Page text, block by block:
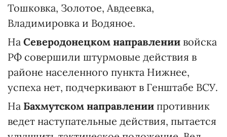
Тошковка, Золотое, Авдеевка,
Владимировка и Водяное.
На Северодонецком направлении войска
РФ совершили штурмовые действия в
районе населенного пункта Нижнее,
успеха нет, подчеркивают в Генштабе ВСУ.
На Бахмутском направлении противник
ведет наступательные действия, пытается